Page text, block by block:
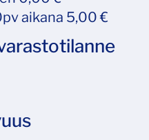
aikana 5,00 €